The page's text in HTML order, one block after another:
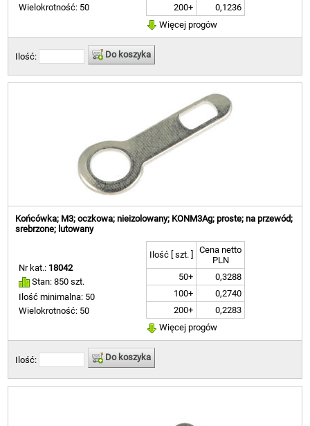
Wielokrotność: 50
200+
0,1236
Więcej progów
Ilość: Do koszyka
Końcówka; M3; oczkowa; nieizolowany; KONM3Ag; proste; na przewód;
srebrzone; lutowany
Nr kat.: 18042
Stan: 850 szt.
Ilość minimalna: 50
Wielokrotność: 50
Ilość [ szt. ]
Cena netto
PLN
50+
0,3288
100+
0,2740
200+
0,2283
Więcej progów
Ilość: Do koszyka